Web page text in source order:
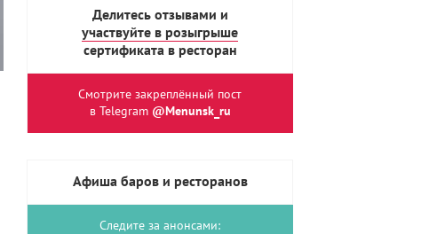
Делитесь отзывами и
участвуйте в розыгрыше
сертификата в ресторан
Смотрите закреплённый пост
в Telegram @Menunsk_ru
Афиша баров и ресторанов
Следите за анонсами: